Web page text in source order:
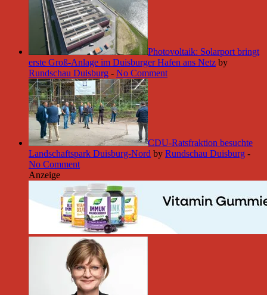
Photovoltaik: Solarport bringt
erste Groß-Anlage im Duisburger Hafen ans Netz by
Rundschau Duisburg - No Comment
CDU-Ratsfraktion besuchte
Landschaftspark Duisburg-Nord by Rundschau Duisburg -
No Comment
Anzeige